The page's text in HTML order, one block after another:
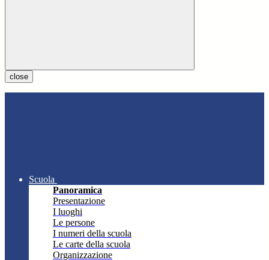
close
Scuola
Panoramica
Presentazione
I luoghi
Le persone
I numeri della scuola
Le carte della scuola
Organizzazione